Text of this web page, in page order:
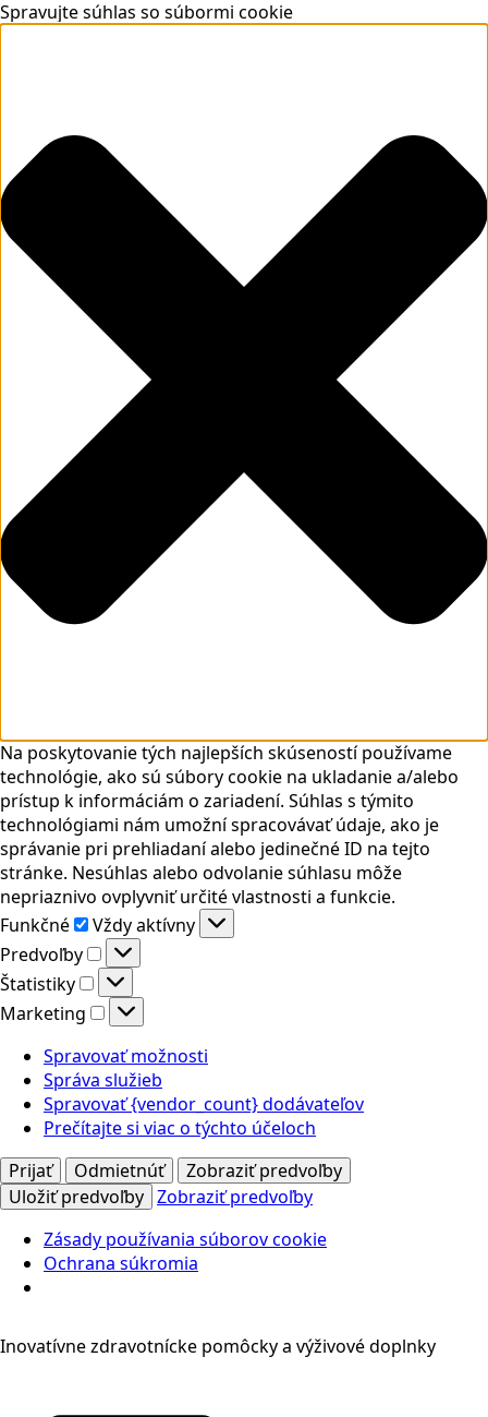
Spravujte súhlas so súbormi cookie
Na poskytovanie tých najlepších skúseností používame
technológie, ako sú súbory cookie na ukladanie a/alebo
prístup k informáciám o zariadení. Súhlas s týmito
technológiami nám umožní spracovávať údaje, ako je
správanie pri prehliadaní alebo jedinečné ID na tejto
stránke. Nesúhlas alebo odvolanie súhlasu môže
nepriaznivo ovplyvniť určité vlastnosti a funkcie.
Funkčné
Funkčné
Vždy aktívny
Predvoľby
Predvoľby
Štatistiky
Štatistiky
Marketing
Marketing
Spravovať možnosti
Správa služieb
Spravovať {vendor_count} dodávateľov
Prečítajte si viac o týchto účeloch
Prijať
Odmietnúť
Zobraziť predvoľby
Uložiť predvoľby Zobraziť predvoľby
Zásady používania súborov cookie
Ochrana súkromia
Inovatívne zdravotnícke pomôcky a výživové doplnky